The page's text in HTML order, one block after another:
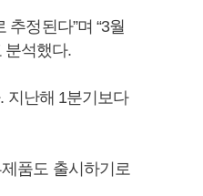
정된다”며 “3월
분석했다.
지난해 1분기보다
품도 출시하기로